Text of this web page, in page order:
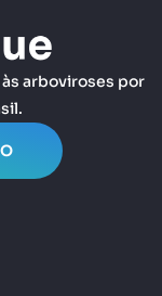
arboviroses por